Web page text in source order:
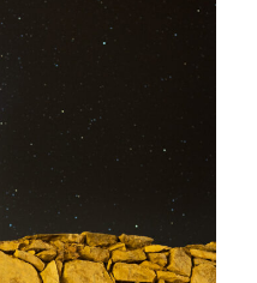
מחנות קיץ
ארץ אהבתי – קבוצות טיולים